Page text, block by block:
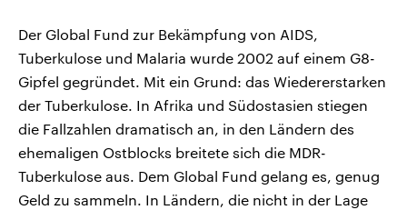
Der Global Fund zur Bekämpfung von AIDS,
Tuberkulose und Malaria wurde 2002 auf einem G8-
Gipfel gegründet. Mit ein Grund: das Wiedererstarken
der Tuberkulose. In Afrika und Südostasien stiegen
die Fallzahlen dramatisch an, in den Ländern des
ehemaligen Ostblocks breitete sich die MDR-
Tuberkulose aus. Dem Global Fund gelang es, genug
Geld zu sammeln. In Ländern, die nicht in der Lage